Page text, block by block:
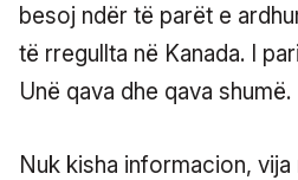
besoj ndër të parët e
të rregullta në Kanada. I
Unë qava dhe qava shumë.
Nuk kisha informacion,